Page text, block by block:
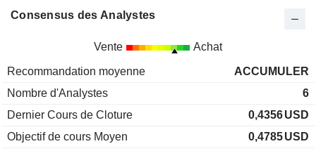
Consensus des Analystes
Vente Achat
Recommandation moyenne
ACCUMULER
Nombre d'Analystes
6
Dernier Cours de Cloture
0,4356USD
Objectif de cours Moyen
0,4785USD